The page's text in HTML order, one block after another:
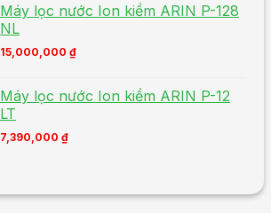
Máy lọc nước Ion kiềm ARIN P-128
NL
15,000,000 ₫
Máy lọc nước Ion kiềm ARIN P-12
LT
7,390,000 ₫